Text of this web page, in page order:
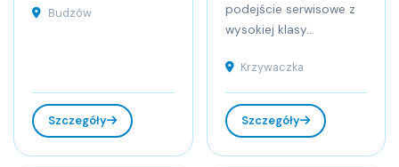
Budzów
Szczegóły
podejście serwisowe z
wysokiej klasy...
Krzywaczka
Szczegóły